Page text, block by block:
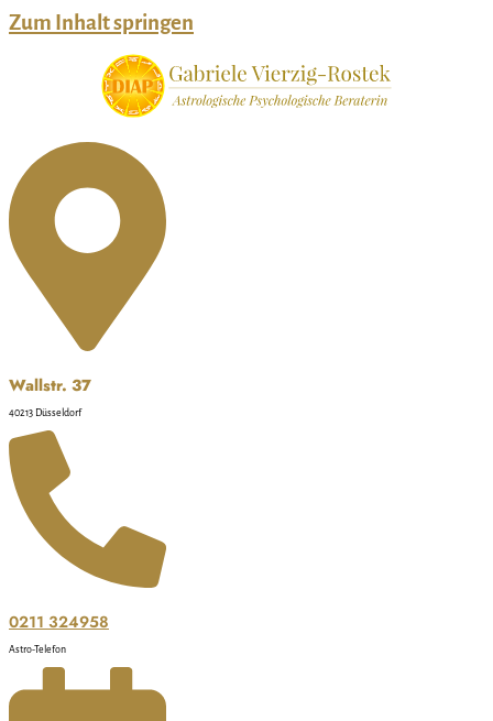
Zum Inhalt springen
Wallstr. 37
40213 Düsseldorf
0211 324958
Astro-Telefon